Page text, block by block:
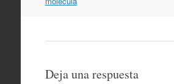
Deja una respuesta